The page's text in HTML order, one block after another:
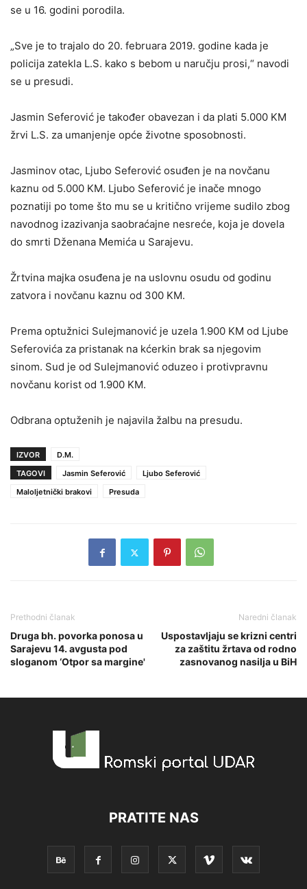
se u 16. godini porodila.
„Sve je to trajalo do 20. februara 2019. godine kada je
policija zatekla L.S. kako s bebom u naručju prosi,“ navodi
se u presudi.
Jasmin Seferović je također obavezan i da plati 5.000 KM
žrvi L.S. za umanjenje opće životne sposobnosti.
Jasminov otac, Ljubo Seferović osuđen je na novčanu
kaznu od 5.000 KM. Ljubo Seferović je inače mnogo
poznatiji po tome što mu se u kritično vrijeme sudilo zbog
navodnog izazivanja saobraćajne nesreće, koja je dovela
do smrti Dženana Memića u Sarajevu.
Žrtvina majka osuđena je na uslovnu osudu od godinu
zatvora i novčanu kaznu od 300 KM.
Prema optužnici Sulejmanović je uzela 1.900 KM od Ljube
Seferovića za pristanak na kćerkin brak sa njegovim
sinom. Sud je od Sulejmanović oduzeo i protivpravnu
novčanu korist od 1.900 KM.
Odbrana optuženih je najavila žalbu na presudu.
IZVOR
D.M.
TAGOVI
Jasmin Seferović
Ljubo Seferović
Maloljetnički brakovi
Presuda
Prethodni članak
Druga bh. povorka ponosa u
Sarajevu 14. avgusta pod
sloganom ‘Otpor sa margine'
Naredni članak
Uspostavljaju se krizni centri
za zaštitu žrtava od rodno
zasnovanog nasilja u BiH
PRATITE NAS